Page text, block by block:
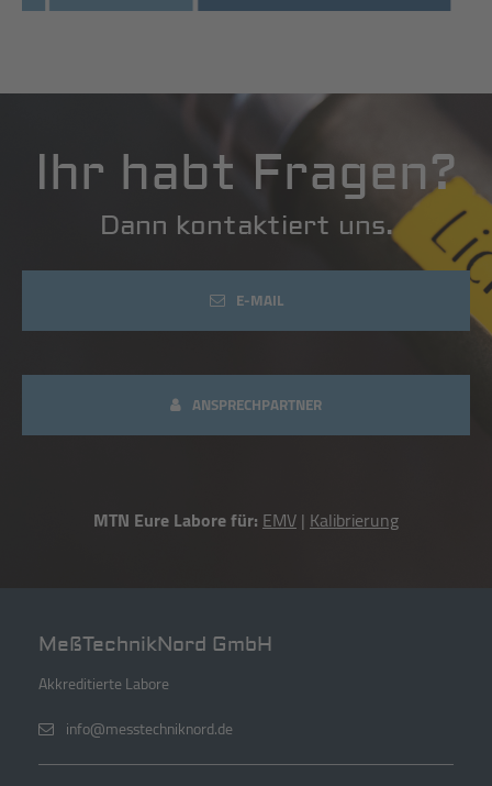
Ihr habt Fragen?
Dann kontaktiert uns.
E-MAIL
ANSPRECHPARTNER
MTN Eure Labore für:EMV|Kalibrierung
MeßTechnikNord GmbH
Akkreditierte Labore
info@messtechniknord.de